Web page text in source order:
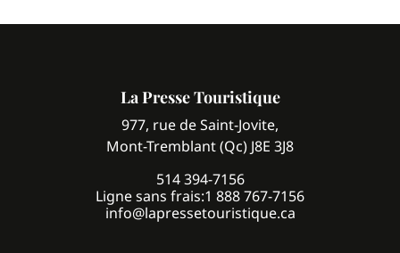
La Presse Touristique
977, rue de Saint-Jovite,
Mont-Tremblant (Qc) J8E 3J8
514 394-7156
Ligne sans frais:1 888 767-7156
info@lapressetouristique.ca